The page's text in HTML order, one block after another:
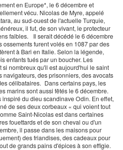
en Europe*, le 6 décembre et
vécu. Nicolas de Myre, appelé
au sud-ouest de l'actuelle Turquie,
il fut, de son vivant, le protecteur
faibles. Il serait décédé le 6 décembre
ossements furent volés en 1087 par des
à Bari en Italie. Selon la légende,
enfants tués par un boucher. Les
nombreux qu'il est aujourd'hui le saint
navigateurs, des prisonniers, des avocats
célibataires. Dans certains pays, les
marins sont aussi fêtés le 6 décembre.
du dieu scandinave Odin. En effet,
de ses deux corbeaux « qui voient tout
Saint-Nicolas est dans certaines
fouettards et de son cheval ou d'un
il passe dans les maisons pour
des friandises, des cadeaux pour
de grands pains d'épices à son effigie.